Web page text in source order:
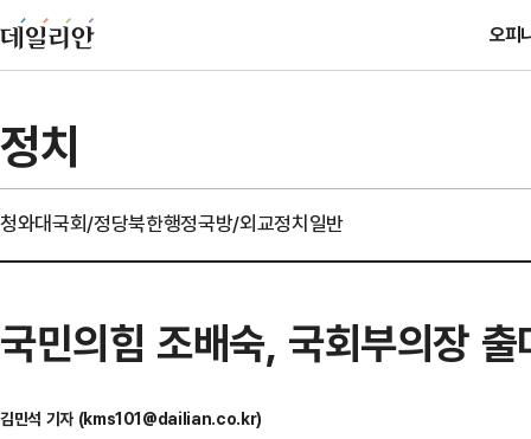
오피
정치
청와대국회/정당북한행정국방/외교정치일반
국민의힘 조배숙, 국회부의장
김민석 기자 (kms101@dailian.co.kr)